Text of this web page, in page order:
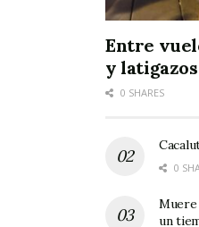
Entre
y latigazos
0 SHARES
0
un